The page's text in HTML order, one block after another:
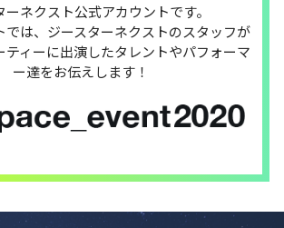
ーネクスト公式アカウントです。
では、ジースターネクストのスタッフが
ティーに出演したタレントやパフォーマ
ー達をお伝えします！